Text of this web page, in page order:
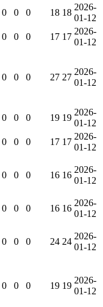
0 0 0 18 18
2026-
01-12
0 0 0 17 17
2026-
01-12
0 0 0 27 27
2026-
01-12
0 0 0 19 19
2026-
01-12
0 0 0 17 17
2026-
01-12
0 0 0 16 16
2026-
01-12
0 0 0 16 16
2026-
01-12
0 0 0 24 24
2026-
01-12
0 0 0 19 19
2026-
01-12